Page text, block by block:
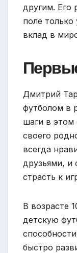
другим. Его
поле только
вклад в
Дмитрий
футболом в
шаги в этом
своего
всегда
друзьями, и
страсть к
В возрасте
детскую
быстро